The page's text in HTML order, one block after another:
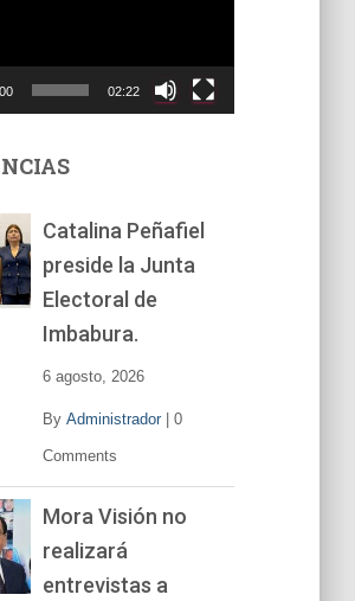
02:22
Catalina Peñafiel
preside la Junta
Electoral de
Imbabura.
6 agosto, 2026
By Administrador| 0
Comments
Mora Visión no
realizará
entrevistas a